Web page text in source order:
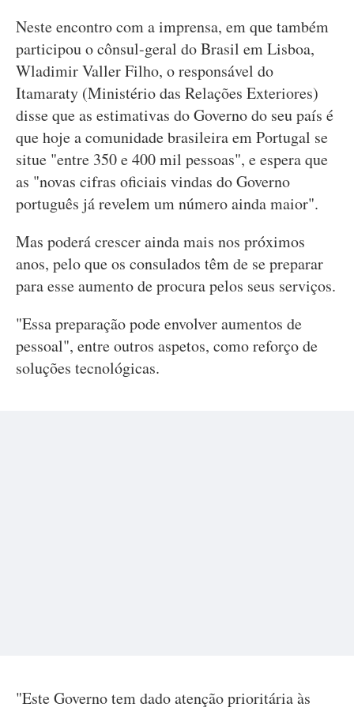
Neste encontro com a imprensa, em que também
participou o cônsul-geral do Brasil em Lisboa,
Wladimir Valler Filho, o responsável do
Itamaraty (Ministério das Relações Exteriores)
disse que as estimativas do Governo do seu país é
que hoje a comunidade brasileira em Portugal se
situe "entre 350 e 400 mil pessoas", e espera que
as "novas cifras oficiais vindas do Governo
português já revelem um número ainda maior".
Mas poderá crescer ainda mais nos próximos
anos, pelo que os consulados têm de se preparar
para esse aumento de procura pelos seus serviços.
"Essa preparação pode envolver aumentos de
pessoal", entre outros aspetos, como reforço de
soluções tecnológicas.
"Este Governo tem dado atenção prioritária às